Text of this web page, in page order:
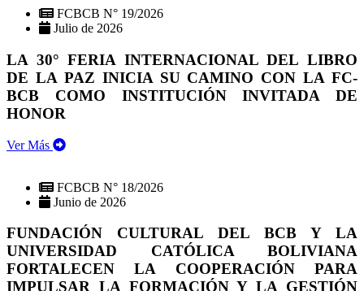
FCBCB N° 19/2026
Julio de 2026
LA 30° FERIA INTERNACIONAL DEL LIBRO
DE LA PAZ INICIA SU CAMINO CON LA FC-
BCB COMO INSTITUCIÓN INVITADA DE
HONOR
Ver Más
FCBCB N° 18/2026
Junio de 2026
FUNDACIÓN CULTURAL DEL BCB Y LA
UNIVERSIDAD CATÓLICA BOLIVIANA
FORTALECEN LA COOPERACIÓN PARA
IMPULSAR LA FORMACIÓN Y LA GESTIÓN